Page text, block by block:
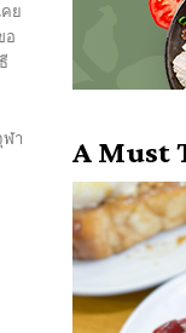
ย
อ
ฬา
A Must